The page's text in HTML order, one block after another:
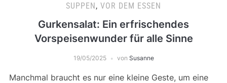
SUPPEN, VOR DEM ESSEN
Gurkensalat: Ein erfrischendes
Vorspeisenwunder für alle Sinne
19/05/2025 von Susanne
Manchmal braucht es nur eine kleine Geste, um eine